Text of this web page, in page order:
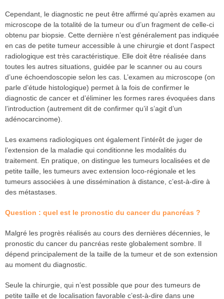
Cependant, le diagnostic ne peut être affirmé qu’après examen au
microscope de la totalité de la tumeur ou d’un fragment de celle-ci
obtenu par biopsie. Cette dernière n’est généralement pas indiquée
en cas de petite tumeur accessible à une chirurgie et dont l’aspect
radiologique est très caractéristique. Elle doit être réalisée dans
toutes les autres situations, guidée par le scanner ou au cours
d’une échoendoscopie selon les cas. L’examen au microscope (on
parle d’étude histologique) permet à la fois de confirmer le
diagnostic de cancer et d’éliminer les formes rares évoquées dans
l’introduction (autrement dit de confirmer qu’il s’agit d’un
adénocarcinome).
Les examens radiologiques ont également l’intérêt de juger de
l’extension de la maladie qui conditionne les modalités du
traitement. En pratique, on distingue les tumeurs localisées et de
petite taille, les tumeurs avec extension loco-régionale et les
tumeurs associées à une dissémination à distance, c’est-à-dire à
des métastases.
Question : quel est le pronostic du cancer du pancréas ?
Malgré les progrès réalisés au cours des dernières décennies, le
pronostic du cancer du pancréas reste globalement sombre. Il
dépend principalement de la taille de la tumeur et de son extension
au moment du diagnostic.
Seule la chirurgie, qui n’est possible que pour des tumeurs de
petite taille et de localisation favorable c’est-à-dire dans une